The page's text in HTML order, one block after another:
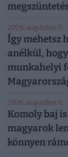
2026. augusztus 5.
Így mehetsz
anélkül,
munkahelyi
2026. augusztus 6.
Komoly baj
magyarok
könnyen